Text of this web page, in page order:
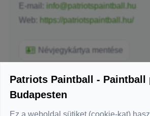
E-mail:
info@patriotspaintball.hu
Web:
https://patriotspaintball.hu/
Névjegykártya mentése
Üzenetküldés
Patriots Paintball - Paintball
Budapesten
Ez a weboldal sütiket (cookie-kat)